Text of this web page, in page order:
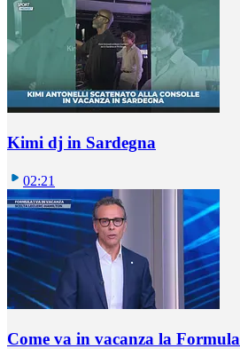
Kimi dj in Sardegna
02:21
Come va in vacanza la